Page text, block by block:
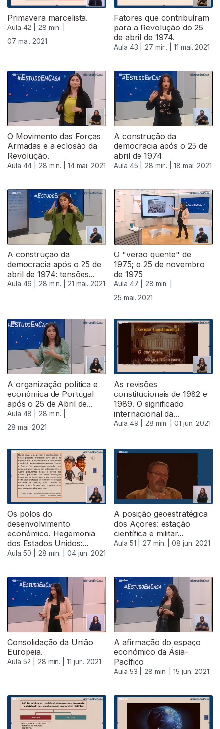
Primavera marcelista.
Aula 42 |
28 min. |
07 mai. 2021
Fatores que contribuíram
para a Revolução do 25
de abril de 1974.
Aula 43 | 27 min. | 11 mai. 2021
O Movimento das Forças
Armadas e a eclosão da
Revolução.
Aula 44 | 28 min. | 14 mai. 2021
A construção da
democracia após o 25 de
abril de 1974
Aula 45 | 28 min. | 18 mai. 2021
A construção da
democracia após o 25 de
abril de 1974: tensões...
Aula 46 | 28 min. | 21 mai. 2021
O "verão quente" de
1975; o 25 de novembro
de 1975
Aula 47 |
28 min. |
25 mai. 2021
546401
A organização política e
económica de Portugal
após o 25 de Abril de...
Aula 48 |
28 min. |
28 mai. 2021
As revisões
constitucionais de 1982 e
1989. O significado
internacional da...
Aula 49 | 28 min. | 01 jun. 2021
Os polos do
desenvolvimento
económico. Hegemonia
dos Estados Unidos:...
Aula 50 | 28 min. | 04 jun. 2021
A posição geoestratégica
dos Açores: estação
científica e militar...
Aula 51 | 27 min. | 08 jun. 2021
Consolidação da União
Europeia.
Aula 52 | 28 min. | 11 jun. 2021
A afirmação do espaço
económico da Ásia-
Pacífico
Aula 53 | 28 min. | 15 jun. 2021